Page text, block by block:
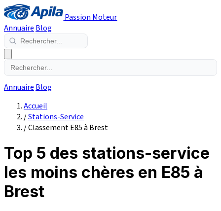
Passion Moteur
Annuaire Blog
Annuaire Blog
Accueil
/Stations-Service
/Classement E85 à Brest
Top 5 des stations-service
les moins chères en E85 à
Brest